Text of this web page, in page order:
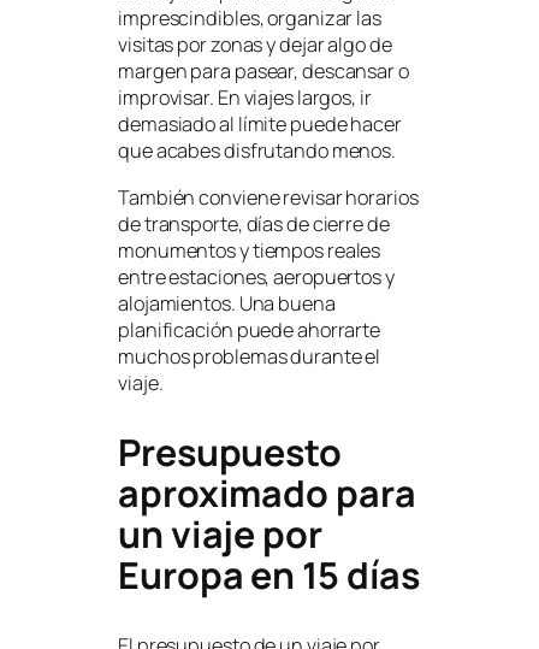
imprescindibles, organizar las
visitas por zonas y dejar algo de
margen para pasear, descansar o
improvisar. En viajes largos, ir
demasiado al límite puede hacer
que acabes disfrutando menos.
También conviene revisar horarios
de transporte, días de cierre de
monumentos y tiempos reales
entre estaciones, aeropuertos y
alojamientos. Una buena
planificación puede ahorrarte
muchos problemas durante el
viaje.
Presupuesto
aproximado para
un viaje por
Europa en 15 días